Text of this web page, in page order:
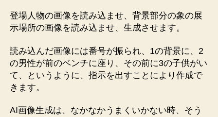
登場人物の画像を読み込ませ、背景部分の象の展
示場所の画像を読み込ませ、生成させます。
読み込んだ画像には番号が振られ、1の背景に、2
の男性が前のベンチに座り、その前に3の子供がい
て、というように、指示を出すことにより作成で
きます。
AI画像生成は、なかなかうまくいかない時、そう